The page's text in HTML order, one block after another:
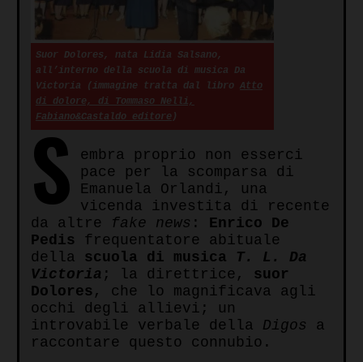
Suor Dolores, nata Lidia Salsano,
all’interno della scuola di musica Da
Victoria (immagine tratta dal libro Atto
di dolore, di Tommaso Nelli,
Fabiano&Castaldo editore )
S embra proprio non esserci
pace per la scomparsa di
Emanuela Orlandi, una
vicenda investita di recente
da altre fake news : Enrico De
Pedis frequentatore abituale
della scuola di musica T. L. Da
Victoria ; la direttrice, suor
Dolores , che lo magnificava agli
occhi degli allievi; un
introvabile verbale della Digos a
raccontare questo connubio.